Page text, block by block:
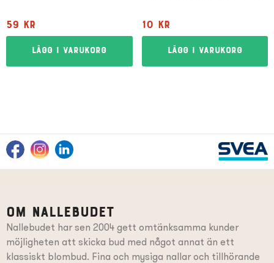
59 kr
Lägg i varukorg
10 kr
Lägg i varukorg
Om Nallebudet
Nallebudet har sen 2004 gett omtänksamma kunder
möjligheten att skicka bud med något annat än ett
klassiskt blombud. Fina och mysiga nallar och tillhörande